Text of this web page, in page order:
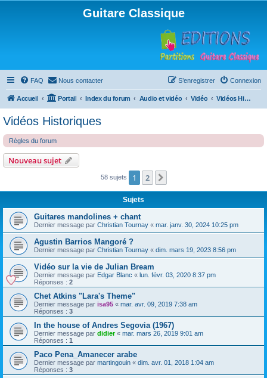
Guitare Classique
FAQ Nous contacter Connexion
S’enregistrer
Accueil Portail Index du forum Audio et vidéo Vidéo Vidéos Historiques
Vidéos Historiques
Règles du forum
Nouveau sujet
58 sujets 1 2
Sujets
Guitares mandolines + chant
Dernier message par Christian Tournay « mar. janv. 30, 2024 10:25 pm
Agustin Barrios Mangoré ?
Dernier message par Christian Tournay « dim. mars 19, 2023 8:56 pm
Vidéo sur la vie de Julian Bream
Dernier message par Edgar Blanc « lun. févr. 03, 2020 8:37 pm
Réponses : 2
Chet Atkins "Lara's Theme"
Dernier message par isa95 « mar. avr. 09, 2019 7:38 am
Réponses : 3
In the house of Andres Segovia (1967)
Dernier message par didier« mar. mars 26, 2019 9:01 am
Réponses : 1
Paco Pena_Amanecer arabe
Dernier message par martingouin « dim. avr. 01, 2018 1:04 am
Réponses : 3